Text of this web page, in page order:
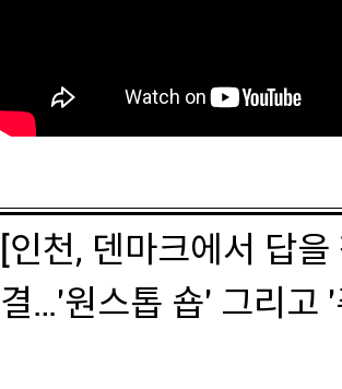
[인천, 덴마크에서 답
결…'원스톱 숍' 그리고